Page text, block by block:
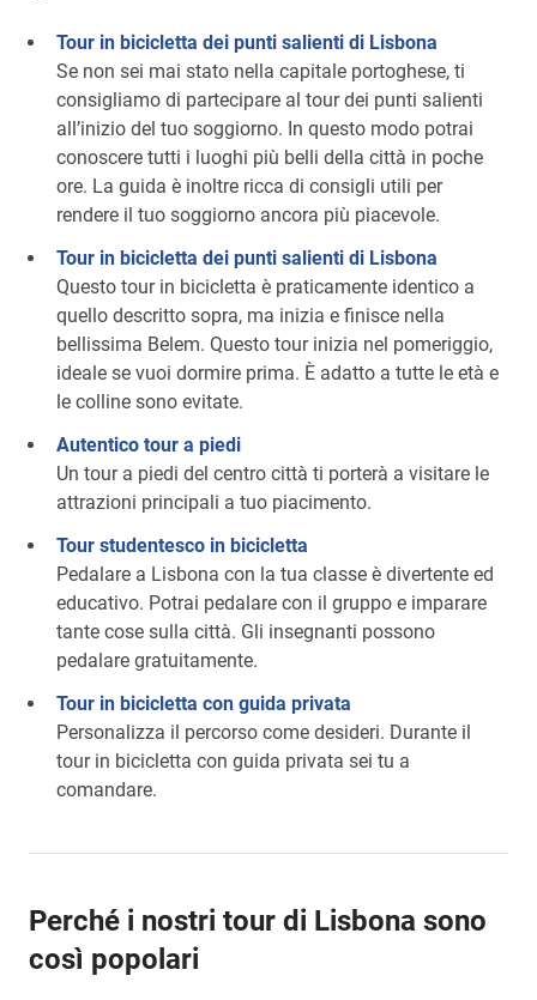
Tour in bicicletta dei punti salienti di Lisbona
Se non sei mai stato nella capitale portoghese, ti
consigliamo di partecipare al tour dei punti salienti
all’inizio del tuo soggiorno. In questo modo potrai
conoscere tutti i luoghi più belli della città in poche
ore. La guida è inoltre ricca di consigli utili per
rendere il tuo soggiorno ancora più piacevole.
Tour in bicicletta dei punti salienti di Lisbona
Questo tour in bicicletta è praticamente identico a
quello descritto sopra, ma inizia e finisce nella
bellissima Belem. Questo tour inizia nel pomeriggio,
ideale se vuoi dormire prima. È adatto a tutte le età e
le colline sono evitate.
Autentico tour a piedi
Un tour a piedi del centro città ti porterà a visitare le
attrazioni principali a tuo piacimento.
Tour studentesco in bicicletta
Pedalare a Lisbona con la tua classe è divertente ed
educativo. Potrai pedalare con il gruppo e imparare
tante cose sulla città. Gli insegnanti possono
pedalare gratuitamente.
Tour in bicicletta con guida privata
Personalizza il percorso come desideri. Durante il
tour in bicicletta con guida privata sei tu a
comandare.
Perché i nostri tour di Lisbona sono
così popolari